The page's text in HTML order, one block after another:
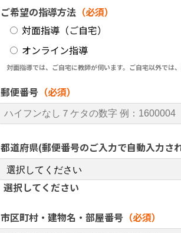
ご希望の指導方法 （必須）
対面指導（ご自宅）
オンライン指導
対面指導では、ご自宅に教師が伺います。ご自宅以外では
郵便番号 （必須）
都道府県(郵便番号のご入力で自動入力さ
選択してください
市区町村・建物名・部屋番号 （必須）